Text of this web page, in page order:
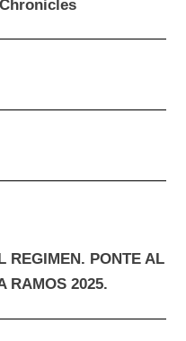
REGIMEN. PONTE AL
RAMOS 2025.